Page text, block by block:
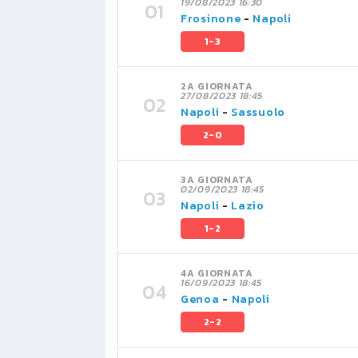
Frosinone - Napoli
1-3
2A GIORNATA
27/08/2023 18:45
Napoli - Sassuolo
2-0
3A GIORNATA
02/09/2023 18:45
Napoli - Lazio
1-2
4A GIORNATA
16/09/2023 18:45
Genoa - Napoli
2-2